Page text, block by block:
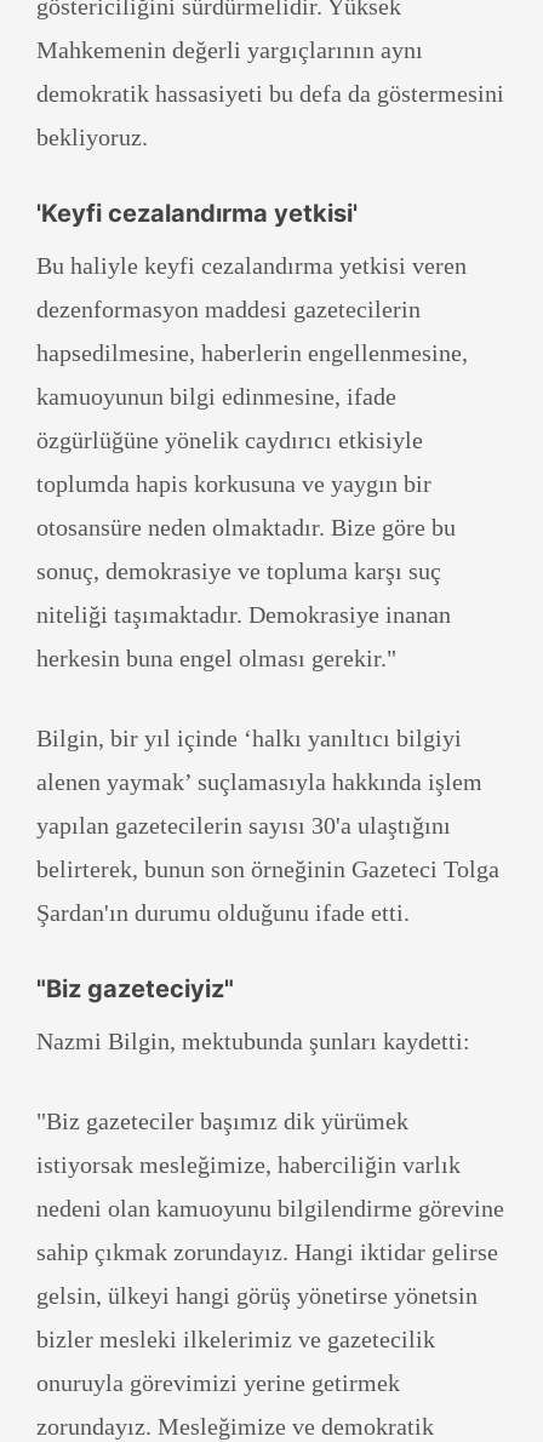
göstericiliğini sürdürmelidir. Yüksek
Mahkemenin değerli yargıçlarının aynı
demokratik hassasiyeti bu defa da göstermesini
bekliyoruz.
'Keyfi cezalandırma yetkisi'
Bu haliyle keyfi cezalandırma yetkisi veren
dezenformasyon maddesi gazetecilerin
hapsedilmesine, haberlerin engellenmesine,
kamuoyunun bilgi edinmesine, ifade
özgürlüğüne yönelik caydırıcı etkisiyle
toplumda hapis korkusuna ve yaygın bir
otosansüre neden olmaktadır. Bize göre bu
sonuç, demokrasiye ve topluma karşı suç
niteliği taşımaktadır. Demokrasiye inanan
herkesin buna engel olması gerekir."
Bilgin, bir yıl içinde ‘halkı yanıltıcı bilgiyi
alenen yaymak’ suçlamasıyla hakkında işlem
yapılan gazetecilerin sayısı 30'a ulaştığını
belirterek, bunun son örneğinin Gazeteci Tolga
Şardan'ın durumu olduğunu ifade etti.
"Biz gazeteciyiz"
Nazmi Bilgin, mektubunda şunları kaydetti:
"Biz gazeteciler başımız dik yürümek
istiyorsak mesleğimize, haberciliğin varlık
nedeni olan kamuoyunu bilgilendirme görevine
sahip çıkmak zorundayız. Hangi iktidar gelirse
gelsin, ülkeyi hangi görüş yönetirse yönetsin
bizler mesleki ilkelerimiz ve gazetecilik
onuruyla görevimizi yerine getirmek
zorundayız. Mesleğimize ve demokratik